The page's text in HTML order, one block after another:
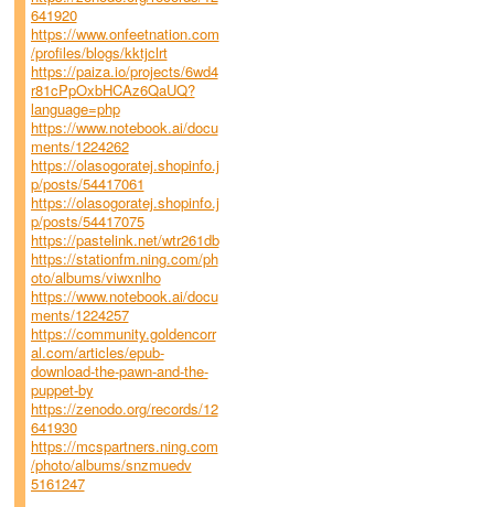
641920
https://www.onfeetnation.com
/profiles/blogs/kktjclrt
https://paiza.io/projects/6wd4
r81cPpOxbHCAz6QaUQ?
language=php
https://www.notebook.ai/docu
ments/1224262
https://olasogoratej.shopinfo.j
p/posts/54417061
https://olasogoratej.shopinfo.j
p/posts/54417075
https://pastelink.net/wtr261db
https://stationfm.ning.com/ph
oto/albums/viwxnlho
https://www.notebook.ai/docu
ments/1224257
https://community.goldencorr
al.com/articles/epub-
download-the-pawn-and-the-
puppet-by
https://zenodo.org/records/12
641930
https://mcspartners.ning.com
/photo/albums/snzmuedv
5161247